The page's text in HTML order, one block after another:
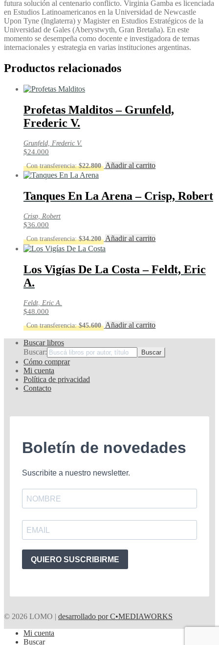
futura solución al centenario conflicto. Virginia Gamba es licenciada
en Estudios Latinoamericanos en la Universidad de Newcastle
Upon Tyne (Inglaterra) y Magister en Estudios Estratégicos de la
Universidad de Gales (Aberystwyth, Gran Bretaña). En este
momento se desempeña como docente e investigadora de temas
internacionales y estrategia en varias instituciones argentinas.
Productos relacionados
Profetas Malditos – Grunfeld,
Frederic V.
Grunfeld, Frederic V.
$24.000
Con transferencia:$22.800 Añadir al carrito
Tanques En La Arena – Crisp, Robert
Crisp, Robert
$36.000
Con transferencia:$34.200 Añadir al carrito
Los Vigías De La Costa – Feldt, Eric
A.
Feldt, Eric A.
$48.000
Con transferencia:$45.600 Añadir al carrito
Buscar libros
Buscar:
Cómo comprar
Mi cuenta
Política de privacidad
Contacto
Boletín de novedades
Suscribite a nuestro newsletter.
QUIERO SUSCRIBIRME
© 2026 LOMO | desarrollado por C•MEDIAWORKS
Mi cuenta
Buscar